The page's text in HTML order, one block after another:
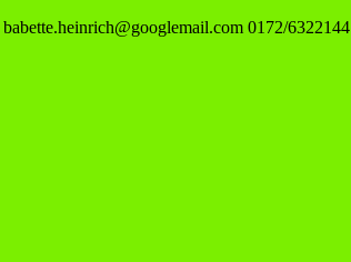
babette.heinrich@googlemail.com 0172/6322144